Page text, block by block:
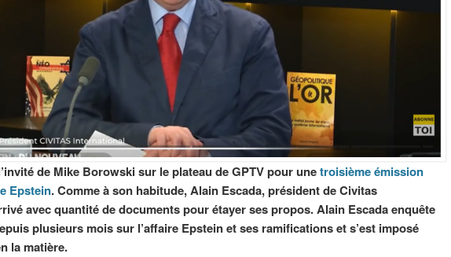
de Mike Borowski sur le plateau de GPTV pour unetroisième émission
Epstein. Comme à son habitude, Alain Escada, président de Civitas
avec quantité de documents pour étayer ses propos. Alain Escada enquête
plusieurs mois sur l’affaire Epstein et ses ramifications et s’est imposé
la matière.